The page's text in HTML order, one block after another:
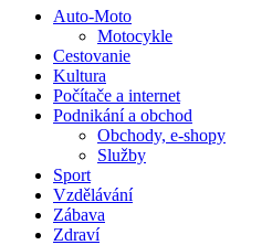
Auto-Moto
Motocykle
Cestovanie
Kultura
Počítače a internet
Podnikání a obchod
Obchody, e-shopy
Služby
Sport
Vzdělávání
Zábava
Zdraví